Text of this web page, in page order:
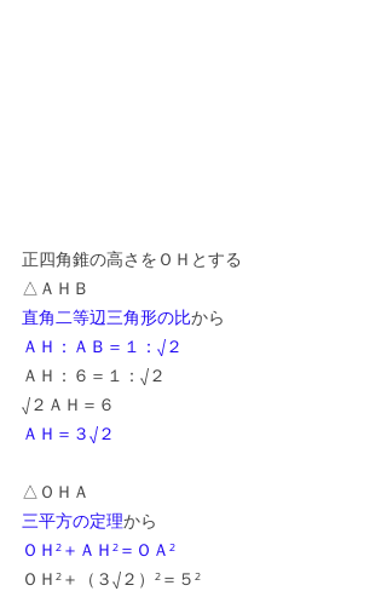
正四角錐の高さをＯＨとする
△ＡＨＢ
直角二等辺三角形の比から
ＡＨ：ＡＢ＝１：√２
ＡＨ：６＝１：√２
√２ＡＨ＝６
ＡＨ＝３√２
△ＯＨＡ
三平方の定理から
ＯＨ²＋ＡＨ²＝ＯＡ²
ＯＨ²＋（３√２）²＝５²